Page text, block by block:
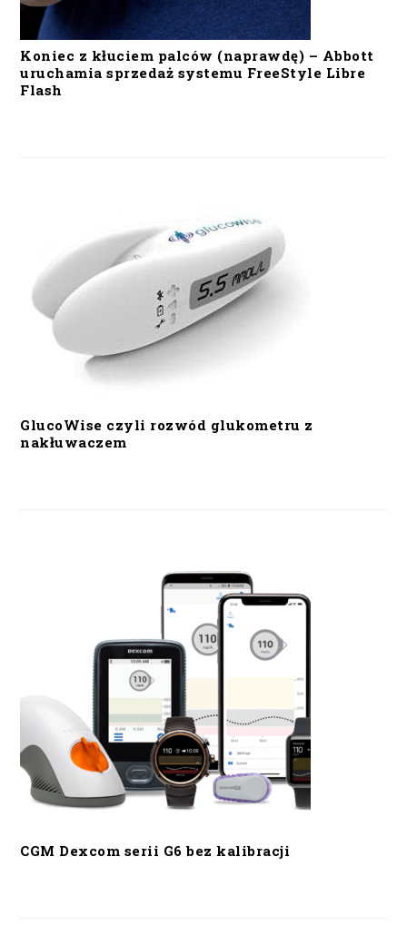
Koniec z kłuciem palców (naprawdę) – Abbott
uruchamia sprzedaż systemu FreeStyle Libre
Flash
GlucoWise czyli rozwód glukometru z
nakłuwaczem
CGM Dexcom serii G6 bez kalibracji